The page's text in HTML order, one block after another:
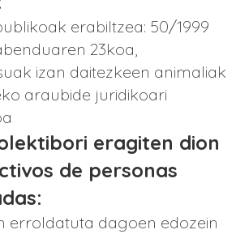
erabiltzea: 50/1999
23koa,
izan daitezkeen animaliak
araubide juridikoari
eragiten dion
de personas
erroldatuta dagoen edozein